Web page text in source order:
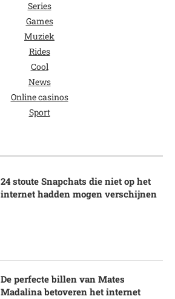
Series
Games
Muziek
Rides
Cool
News
Online casinos
Sport
24 stoute Snapchats die niet op het
internet hadden mogen verschijnen
De perfecte billen van Mates
Madalina betoveren het internet